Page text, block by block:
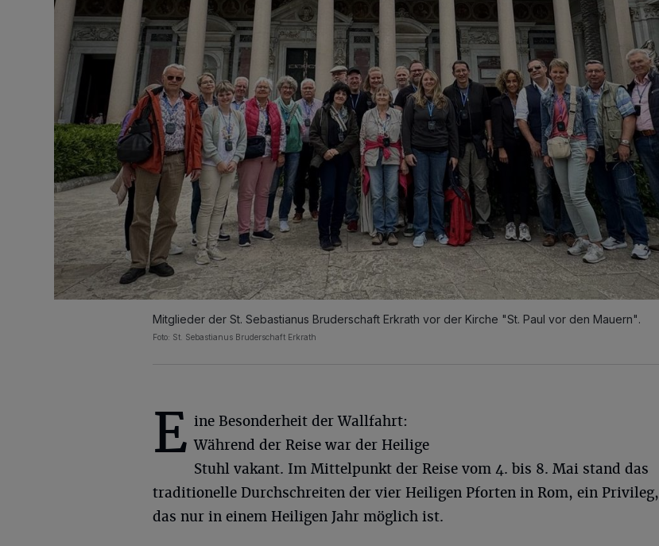
Mitglieder der St. Sebastianus Bruderschaft Erkrath vor der Kirche "St. Paul vor den Mauern".
Foto: St. Sebastianus Bruderschaft Erkrath
E ine Besonderheit der Wallfahrt:
Während der Reise war der Heilige
Stuhl vakant. Im Mittelpunkt der Reise vom 4. bis 8. Mai stand das
traditionelle Durchschreiten der vier Heiligen Pforten in Rom, ein Privileg,
das nur in einem Heiligen Jahr möglich ist.